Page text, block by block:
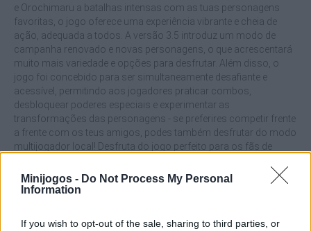
Minijogos - Do Not Process My Personal
Information
If you wish to opt-out of the sale, sharing to third parties, or
e Orochimaru a batalhas intensas com as tuas personagens
favoritas, o jogo oferece uma experiência vibrante e cheia de
ação, adequada a todos. A versão 3.5 introduz um modo de
campanha renovado e novas personagens, o que acrescentará
muito mais variedade e opções para desfrutar. Além disso, o
jogo foi concebido para ser simultaneamente desafiante e
acessível, permitindo aos jogadores praticar combos,
desbloquear poderes especiais e experimentar as
transformações das personagens - se preferires competir frente
a frente com os teus amigos, podes também desfrutar do modo
multijogador local! Desfruta do jogo perfeito para os fãs de
Quais são os destaques de Bleach vs